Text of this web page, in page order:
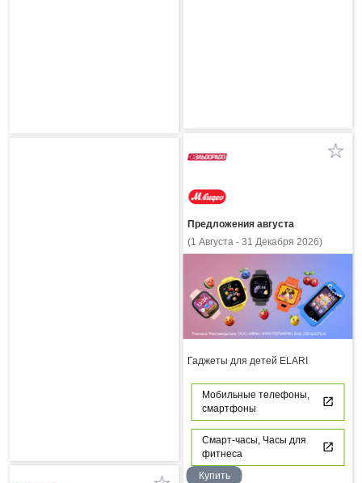
Предложения августа
(1 Августа - 31 Декабря 2026)
Гаджеты для детей ELARI
Мобильные телефоны,
смартфоны
Смарт-часы, Часы для
фитнеса
Купить